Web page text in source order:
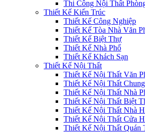
Thi Công Nội Thất
Thiết Kế Kiến Trúc
Thiết Kế Công Nghiệp
Thiết Kế Tòa Nhà Văn
Thiết Kế Biệt Thự
Thiết Kế Nhà Phố
Thiết Kế Khách Sạn
Thiết Kế Nội Thất
Thiết Kế Nội Thất Văn
Thiết Kế Nội Thất
Thiết Kế Nội Thất Nhà
Thiết Kế Nội Thất Biệt
Thiết Kế Nội Thất Nhà
Thiết Kế Nội Thất Cửa
Thiết Kế Nội Thất Quán